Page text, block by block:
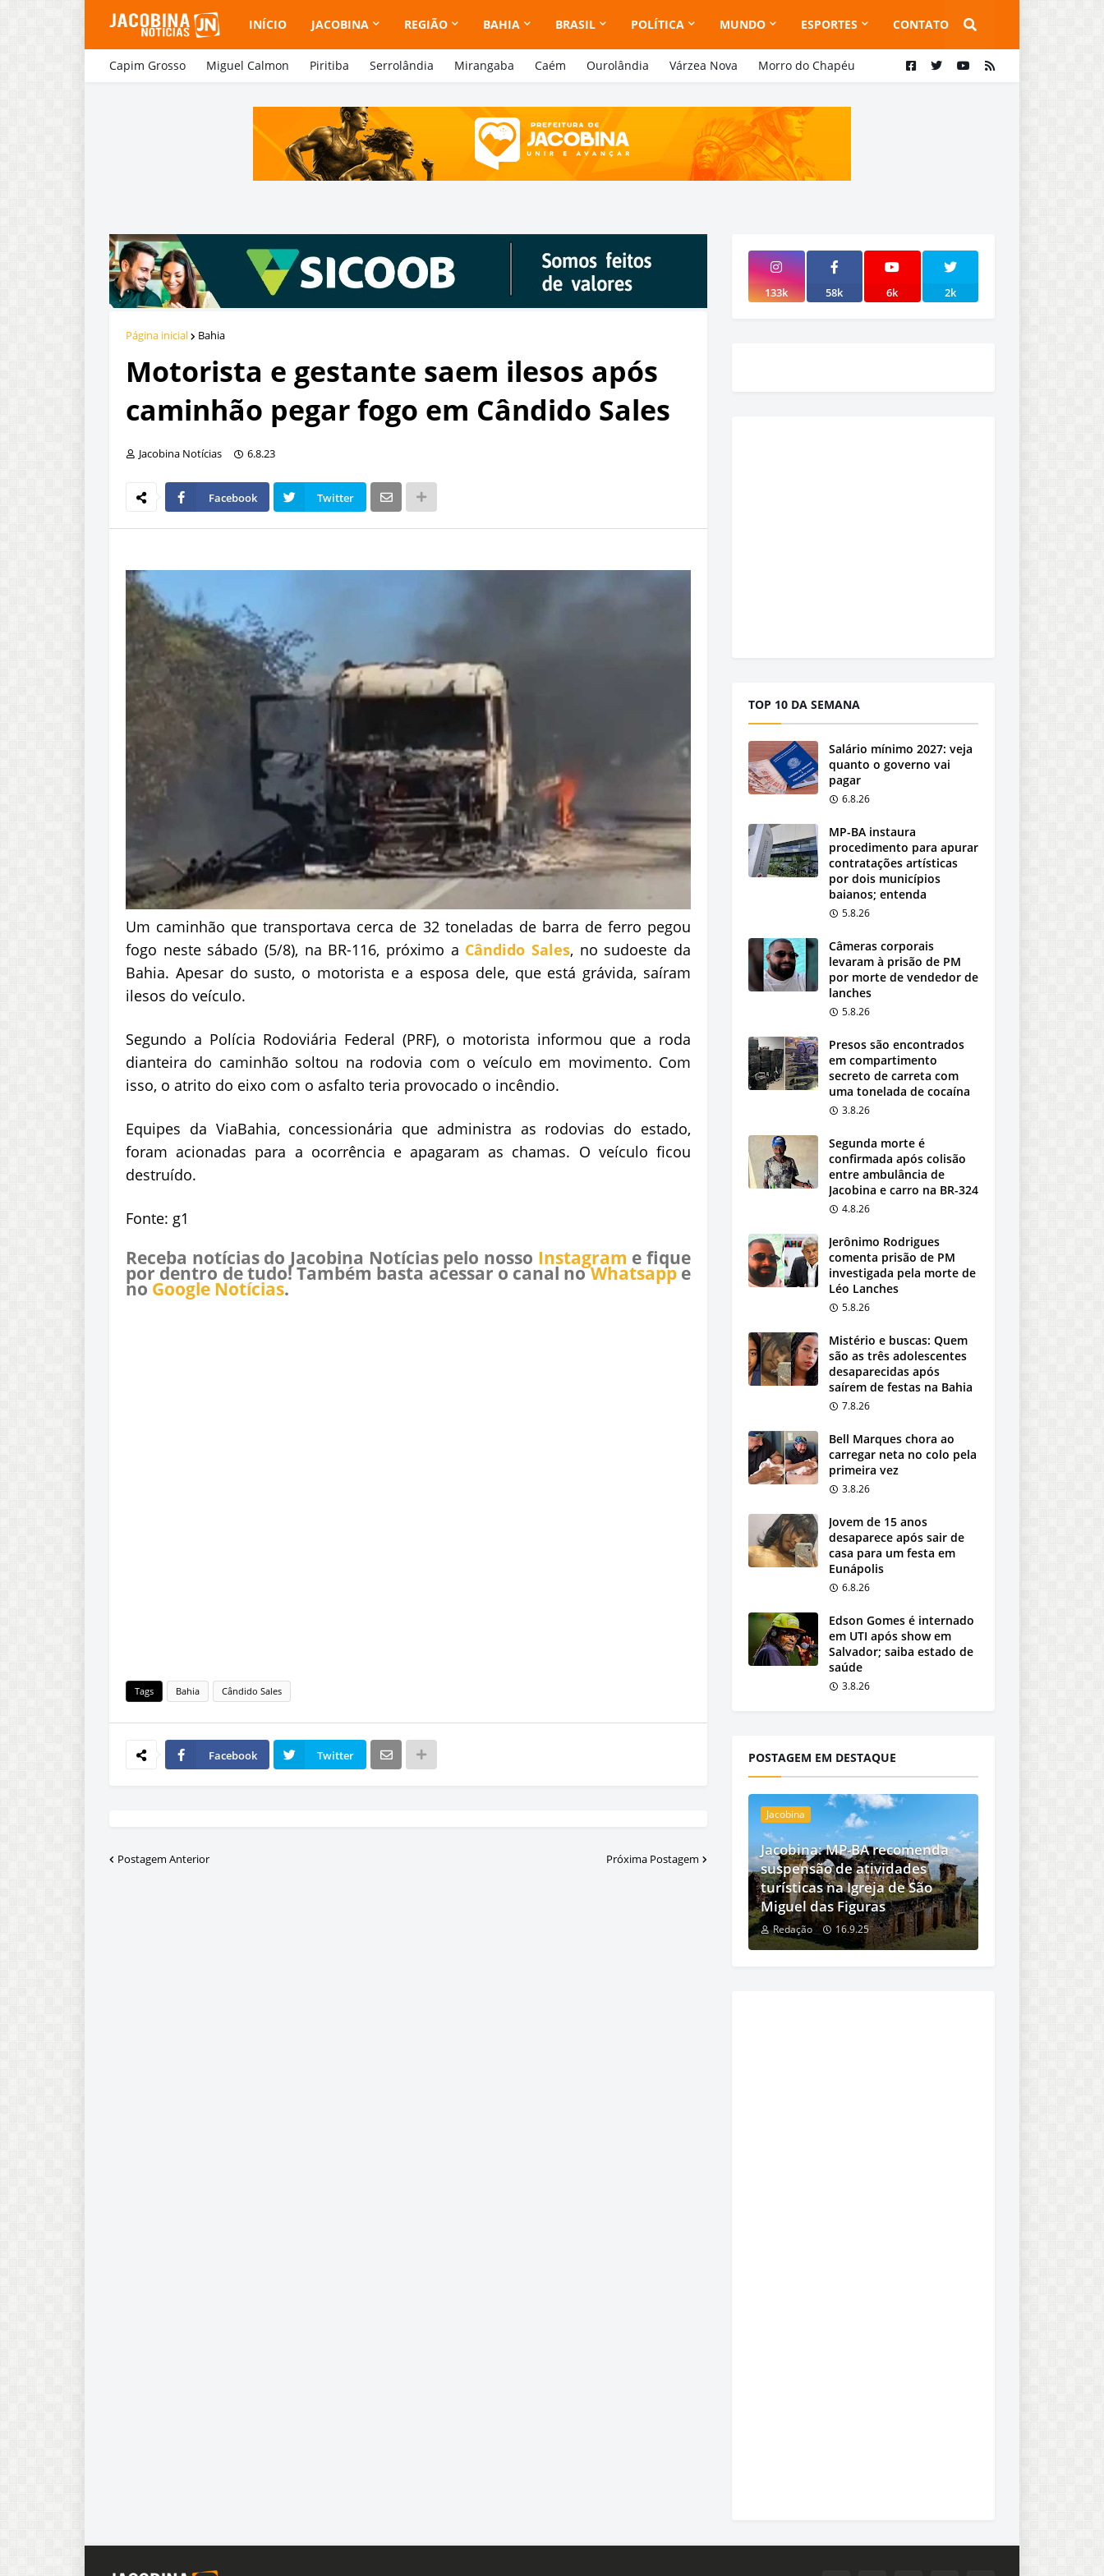
INÍCIO JACOBINA REGIÃO BAHIA BRASIL POLÍTICA MUNDO ESPORTES CONTATO
Capim Grosso Miguel Calmon Piritiba Serrolândia Mirangaba Caém Ourolândia Várzea Nova Morro do Chapéu
Página inicial Bahia
Motorista e gestante saem ilesos após
caminhão pegar fogo em Cândido Sales
Jacobina Notícias 6.8.23
Facebook Twitter
Um caminhão que transportava cerca de 32 toneladas de barra de ferro pegou
fogo neste sábado (5/8), na BR-116, próximo a Cândido Sales, no sudoeste da
Bahia. Apesar do susto, o motorista e a esposa dele, que está grávida, saíram
ilesos do veículo.
Segundo a Polícia Rodoviária Federal (PRF), o motorista informou que a roda
dianteira do caminhão soltou na rodovia com o veículo em movimento. Com
isso, o atrito do eixo com o asfalto teria provocado o incêndio.
Equipes da ViaBahia, concessionária que administra as rodovias do estado,
foram acionadas para a ocorrência e apagaram as chamas. O veículo ficou
destruído.
Fonte: g1
Receba notícias do Jacobina Notícias pelo nosso Instagram e fique
por dentro de tudo! Também basta acessar o canal noWhatsappe
no Google Notícias.
Tags Bahia Cândido Sales
Facebook Twitter
Postagem Anterior Próxima Postagem
133k 58k 6k 2k
TOP 10 DA SEMANA
Salário mínimo 2027: veja
quanto o governo vai
pagar
6.8.26
MP-BA instaura
procedimento para apurar
contratações artísticas
por dois municípios
baianos; entenda
5.8.26
Câmeras corporais
levaram à prisão de PM
por morte de vendedor de
lanches
5.8.26
Presos são encontrados
em compartimento
secreto de carreta com
uma tonelada de cocaína
3.8.26
Segunda morte é
confirmada após colisão
entre ambulância de
Jacobina e carro na BR-324
4.8.26
Jerônimo Rodrigues
comenta prisão de PM
investigada pela morte de
Léo Lanches
5.8.26
Mistério e buscas: Quem
são as três adolescentes
desaparecidas após
saírem de festas na Bahia
7.8.26
Bell Marques chora ao
carregar neta no colo pela
primeira vez
3.8.26
Jovem de 15 anos
desaparece após sair de
casa para um festa em
Eunápolis
6.8.26
Edson Gomes é internado
em UTI após show em
Salvador; saiba estado de
saúde
3.8.26
POSTAGEM EM DESTAQUE
Jacobina
Jacobina: MP-BA recomenda
suspensão de atividades
turísticas na Igreja de São
Miguel das Figuras
Redação 16.9.25